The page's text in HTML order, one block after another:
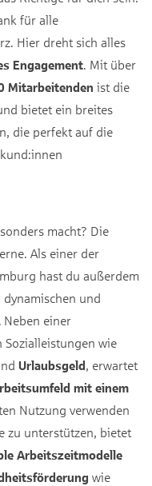
für alle
Hier dreht sich alles
Engagement. Mit über
Mitarbeitenden ist die
bietet ein breites
die perfekt auf die
macht? Die
Als einer der
hast du außerdem
dynamischen und
einer
wie
Urlaubsgeld, erwartet
mit einem
Nutzung verwenden
zu unterstützen, bietet
Arbeitszeitmodelle
wie